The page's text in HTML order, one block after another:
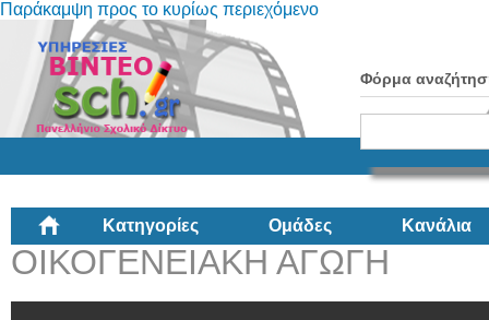
Παράκαμψη προς το κυρίως περιεχόμενο
Φόρμα
Κατηγορίες Ομάδες Κανάλια
ΟΙΚΟΓΕΝΕΙΑΚΗ ΑΓΩΓΗ